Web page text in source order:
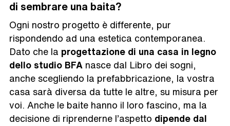
di sembrare una baita?
Ogni nostro progetto è differente, pur
rispondendo ad una estetica contemporanea.
Dato che la progettazione di una casa in legno
dello studio BFA nasce dal Libro dei sogni,
anche scegliendo la prefabbricazione, la vostra
casa sarà diversa da tutte le altre, su misura per
voi. Anche le baite hanno il loro fascino, ma la
decisione di riprenderne l’aspetto dipende dal